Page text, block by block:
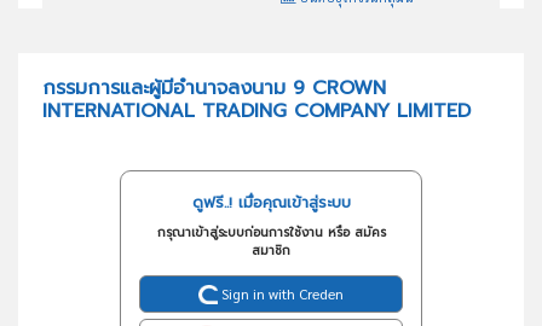
กรรมการและผู้มีอำนาจลงนาม 9 CROWN
INTERNATIONAL TRADING COMPANY LIMITED
ดูฟรี..! เมื่อคุณเข้าสู่ระบบ
กรุณาเข้าสู่ระบบก่อนการใช้งาน หรือ สมัคร
สมาชิก
Sign in with Creden